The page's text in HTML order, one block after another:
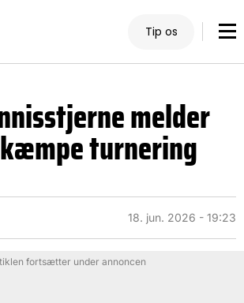
Tip os
melder
turnering
18. jun. 2026 - 19:23
fortsætter under annoncen